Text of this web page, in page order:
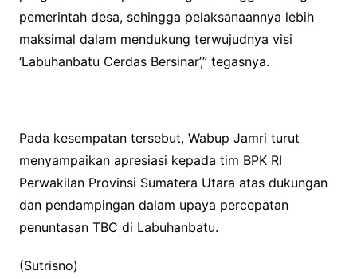
pemerintah desa, sehingga pelaksanaannya lebih
maksimal dalam mendukung terwujudnya visi
‘Labuhanbatu Cerdas Bersinar’,” tegasnya.
Pada kesempatan tersebut, Wabup Jamri turut
menyampaikan apresiasi kepada tim BPK RI
Perwakilan Provinsi Sumatera Utara atas dukungan
dan pendampingan dalam upaya percepatan
penuntasan TBC di Labuhanbatu.
(Sutrisno)